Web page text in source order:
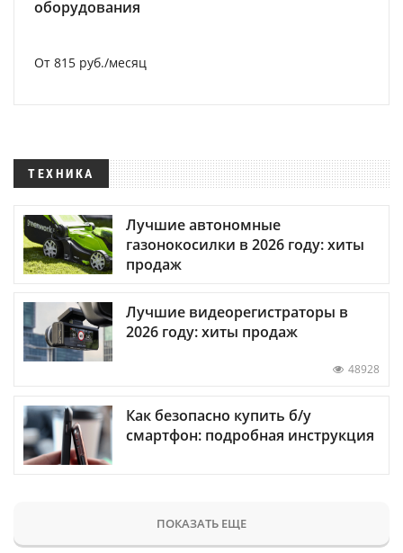
оборудования
От 815 руб./месяц
ТЕХНИКА
Лучшие автономные
газонокосилки в 2026 году: хиты
продаж
Лучшие видеорегистраторы в
2026 году: хиты продаж
48928
Как безопасно купить б/у
смартфон: подробная инструкция
ПОКАЗАТЬ ЕЩЕ